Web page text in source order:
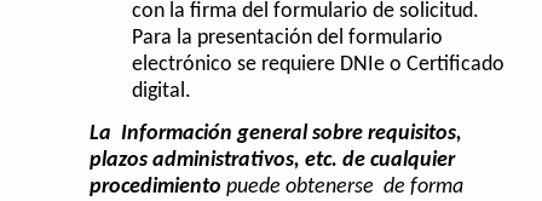
con la firma del formulario de solicitud.
Para la presentación del formulario
electrónico se requiere DNIe o Certificado
digital.
LaInformación generalsobre requisitos,
plazos administrativos, etc. de cualquier
procedimientopuede obtenerse de forma